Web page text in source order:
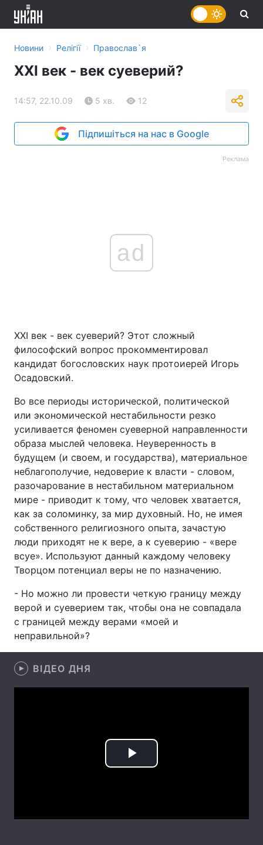
Головна Війна
Політика
Економіка Світ
Спорт Наука
Техно і зв'язок
Новини › Релігії › Православ`я
XXI век - век суеверий?
14:57, 22.10.09 5 хв. 12
Підпишіться на нас в Google
Реклама
ad
XXI век - век суеверий? Этот сложный
философский вопрос прокомментировал
кандидат богословских наук протоиерей Игорь
Осадовский.
Во все периоды исторической, политической
или экономической нестабильности резко
усиливается феномен суеверной направленности
образа мыслей человека. Неуверенность в
будущем (и своем, и государства), материальное
неблагополучие, недоверие к власти - словом,
разочарование в нестабильном материальном
мире - приводит к тому, что человек хватается,
как за соломинку, за мир духовный. Но, не имея
собственного религиозного опыта, зачастую
люди приходят не к вере, а к суеверию - «вере
всуе». Используют данный каждому человеку
Творцом потенциал веры не по назначению.
- Но можно ли провести четкую границу между
верой и суеверием так, чтобы она не совпадала
с границей между верами «моей и
неправильной»?
ВІДЕО ДНЯ
Play